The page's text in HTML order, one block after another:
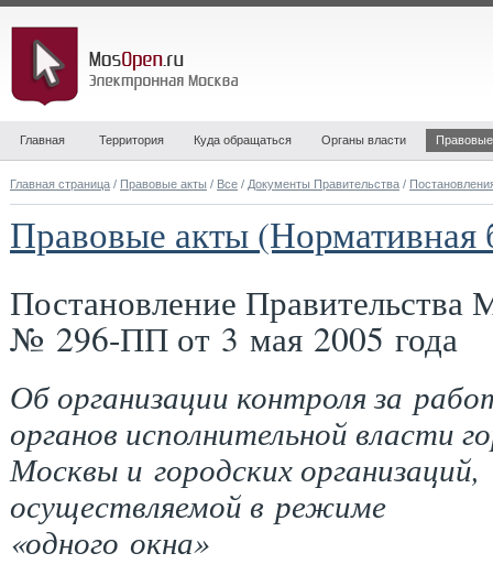
Главная Территория Куда обращаться Органы власти
Главная страница / Правовые акты / Все / Документы Правительства /
Правовые акты (Нормативная
Постановление Правительства
№ 296-ПП от 3 мая 2005 года
Об организации контроля за
органов исполнительной власти
Москвы и городских организаций,
осуществляемой в режиме
«одного окна»